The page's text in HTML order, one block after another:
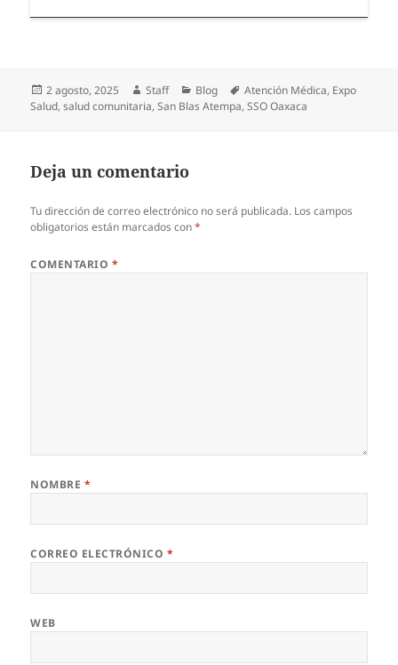
Publicado
el
2 agosto, 2025 Autor
Staff Categorías
Blog Etiquetas
Atención Médica, Expo
Salud,salud comunitaria,San Blas Atempa,SSO Oaxaca
Deja un comentario
Tu dirección de correo electrónico no será publicada. Los campos
obligatorios están marcados con*
COMENTARIO *
NOMBRE *
CORREO ELECTRÓNICO *
WEB